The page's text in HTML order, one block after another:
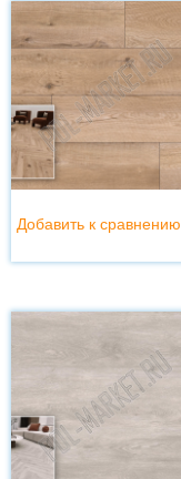
Добавить к сравнению